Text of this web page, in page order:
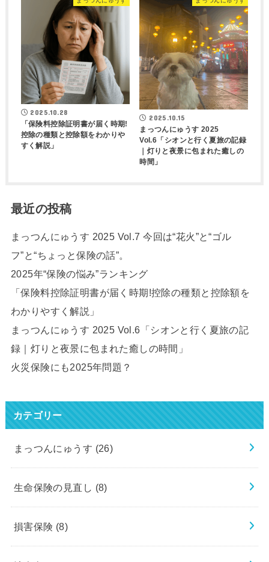
2025.10.28
「保険料控除証明書が届く時期!
控除の種類と控除額をわかりや
すく解説」
2025.10.15
まっつんにゅうす 2025
Vol.6「シオンと行く夏旅の記録
｜灯りと夜景に包まれた癒しの
時間」
最近の投稿
まっつんにゅうす 2025 Vol.7 今回は“花火”と“ゴル
フ”と“ちょっと保険の話”。
2025年“保険の悩み”ランキング
「保険料控除証明書が届く時期!控除の種類と控除額を
わかりやすく解説」
まっつんにゅうす 2025 Vol.6「シオンと行く夏旅の記
録｜灯りと夜景に包まれた癒しの時間」
火災保険にも2025年問題？
カテゴリー
まっつんにゅうす (26)
生命保険の見直し (8)
損害保険 (8)